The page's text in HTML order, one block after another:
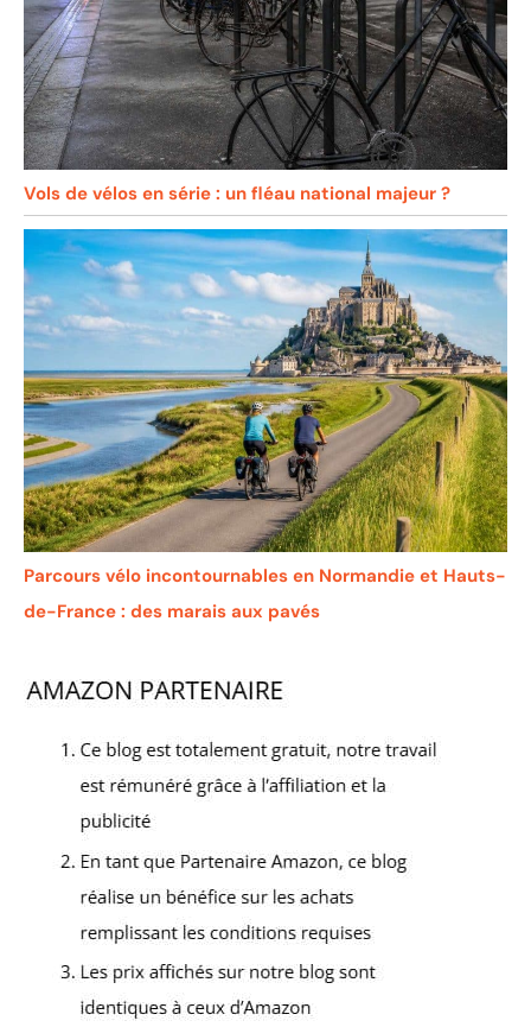
Vols de vélos en série : un fléau national majeur ?
Parcours vélo incontournables en Normandie et Hauts-
de-France : des marais aux pavés